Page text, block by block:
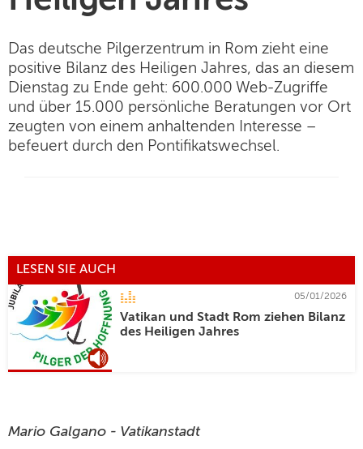
Das deutsche Pilgerzentrum in Rom zieht eine
positive Bilanz des Heiligen Jahres, das an diesem
Dienstag zu Ende geht: 600.000 Web-Zugriffe
und über 15.000 persönliche Beratungen vor Ort
zeugten von einem anhaltenden Interesse –
befeuert durch den Pontifikatswechsel.
LESEN SIE AUCH
05/01/2026
Vatikan und Stadt Rom ziehen Bilanz
des Heiligen Jahres
Mario Galgano - Vatikanstadt